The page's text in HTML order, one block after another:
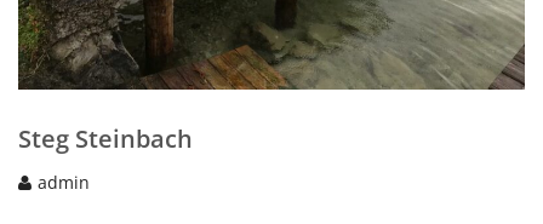
Steg Steinbach
admin